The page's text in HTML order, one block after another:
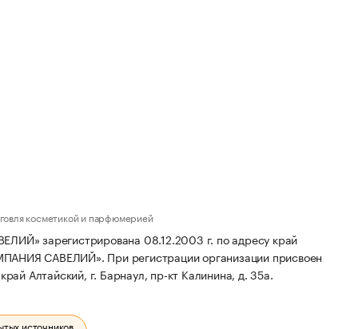
косметикой и парфюмерией
зарегистрирована 08.12.2003 г. по адресу край
САВЕЛИЙ». При регистрации организации присвоен
Алтайский, г. Барнаул, пр-кт Калинина, д. 35а.
источников.